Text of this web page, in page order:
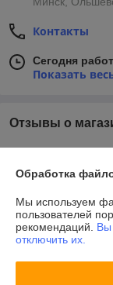
Контакты
Сегодня
Показать
Отзывы о
О нас
Контакты
Обработка
Мы используем
пользователей
рекомендаций. Вы
отключить их.